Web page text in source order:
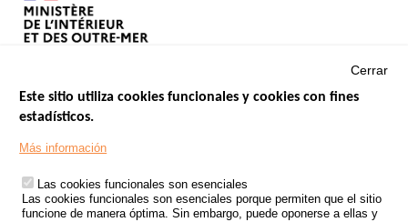
Footer
TRATAMIENTO DE DATOS PERSONALES PROCEDENTES DE
ACCIDENTES DE TRÁFICO
Cerrar
Este sitio utiliza cookies funcionales y cookies con fines
estadísticos.
Más información
Las cookies funcionales son esenciales
Las cookies funcionales son esenciales porque permiten que el sitio
funcione de manera óptima. Sin embargo, puede oponerse a ellas y